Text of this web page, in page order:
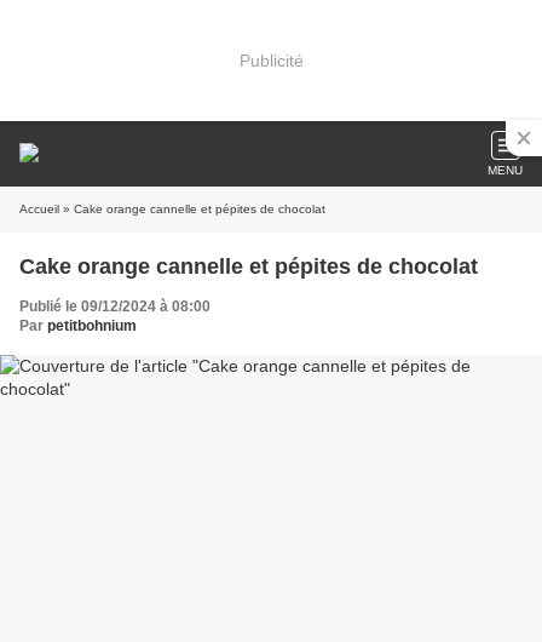
Publicité
MENU
Accueil » Cake orange cannelle et pépites de chocolat
Cake orange cannelle et pépites de chocolat
Publié le 09/12/2024 à 08:00
Par petitbohnium